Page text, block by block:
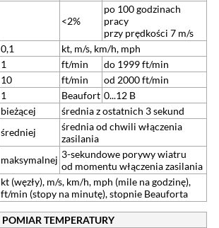
<2%
po 100 godzinach
pracy
przy prędkości 7 m/s
0,1
kt, m/s, km/h, mph
1
ft/min
do 1999 ft/min
10
ft/min
od 2000 ft/min
1
Beaufort 0...12 B
bieżącej
średnia z ostatnich 3 sekund
średniej
średnia od chwili włączenia
zasilania
maksymalnej 3-sekundowe porywy wiatru
od momentu włączenia zasilania
kt (węzły), m/s, km/h, mph (mile na godzinę),
ft/min (stopy na minutę), stopnie Beauforta
POMIAR TEMPERATURY